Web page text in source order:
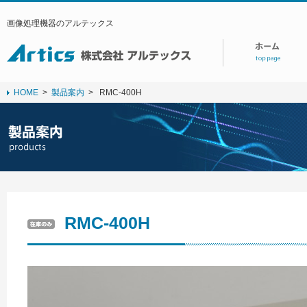
画像処理機器のアルテックス
HOME > 製品案内 > RMC-400H
RMC-400H